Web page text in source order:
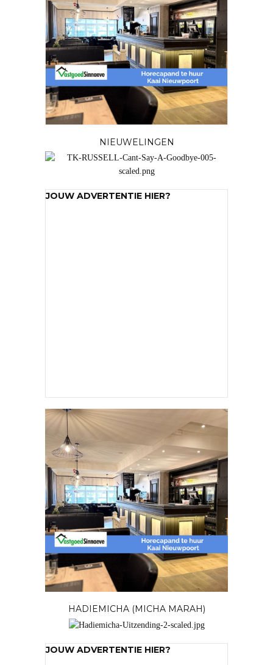
NIEUWELINGEN
JOUW ADVERTENTIE HIER?
HADIEMICHA (MICHA MARAH)
JOUW ADVERTENTIE HIER?